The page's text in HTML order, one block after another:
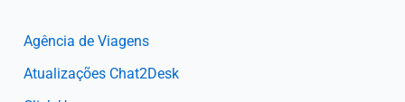
Agência de Viagens
Atualizações Chat2Desk